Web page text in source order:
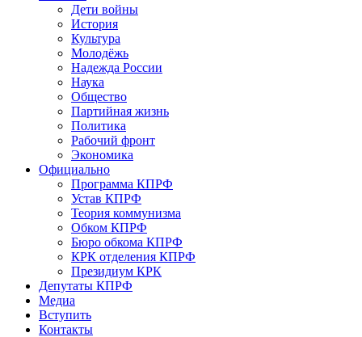
Дети войны
История
Культура
Молодёжь
Надежда России
Наука
Общество
Партийная жизнь
Политика
Рабочий фронт
Экономика
Официально
Программа КПРФ
Устав КПРФ
Теория коммунизма
Обком КПРФ
Бюро обкома КПРФ
КРК отделения КПРФ
Президиум КРК
Депутаты КПРФ
Медиа
Вступить
Контакты